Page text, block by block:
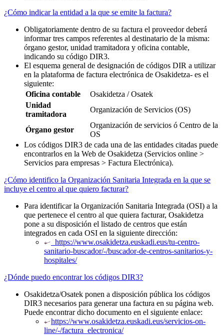
¿Cómo indicar la entidad a la que se emite la factura?
Obligatoriamente dentro de su factura el proveedor deberá
informar tres campos referentes al destinatario de la misma:
órgano gestor, unidad tramitadora y oficina contable,
indicando su código DIR3.
El esquema general de designación de códigos DIR a utilizar
en la plataforma de factura electrónica de Osakidetza- es el
siguiente:
Oficina contable
Osakidetza / Osatek
Unidad
tramitadora
Organización de Servicios (OS)
Órgano gestor
Organización de servicios ó Centro de la
OS
Los códigos DIR3 de cada una de las entidades citadas puede
encontrarlos en la Web de Osakidetza (Servicios online >
Servicios para empresas > Factura Electrónica).
¿Cómo identifico la Organización Sanitaria Integrada en la que se
incluye el centro al que quiero facturar?
Para identificar la Organización Sanitaria Integrada (OSI) a la
que pertenece el centro al que quiera facturar, Osakidetza
pone a su disposición el listado de centros que están
integrados en cada OSI en la siguiente dirección:
https://www.osakidetza.euskadi.eus/tu-centro-
sanitario-buscador/-/buscador-de-centros-sanitarios-y-
hospitales/
¿Dónde puedo encontrar los códigos DIR3?
Osakidetza/Osatek ponen a disposición pública los códigos
DIR3 necesarios para generar una factura en su página web.
Puede encontrar dicho documento en el siguiente enlace:
https://www.osakidetza.euskadi.eus/servicios-on-
line/-/factura_electronica/